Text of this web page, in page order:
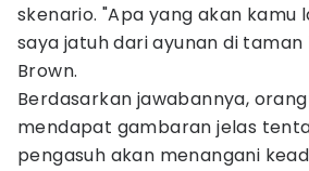
skenario. "Apa yang akan kamu
saya jatuh dari ayunan di
Brown.
Berdasarkan jawabannya,
mendapat gambaran jelas
pengasuh akan menangani